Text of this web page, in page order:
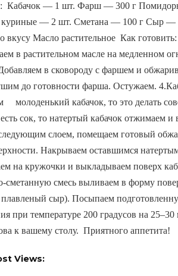
Кабачок — 1 шт. Фарш — 300 г
— 2 шт. Сметана — 100 г Сыр —
Масло растительное  Как
в растительном масле на медленном
в сковороду с фаршем и
до готовности фарша. Остужаем.
молоденький кабачок, то это делать
сок, то натертый кабачок отжимаем
слоем, помещаем готовый
Накрываем оставшимся
на кружочки и выкладываем поверх
смесь выливаем в форму
сыр). Посыпаем
при температуре 200 градусов на 25–30
к вашему столу.  Приятного аппетита!
Views: